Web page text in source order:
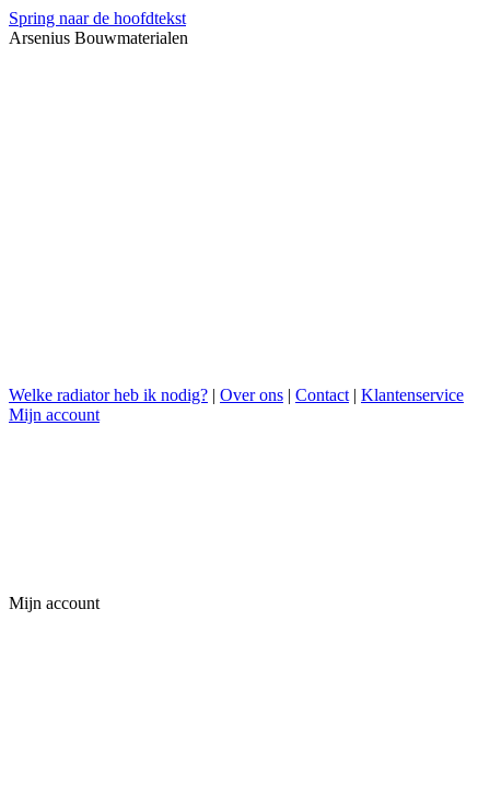
Spring naar de hoofdtekst
Arsenius Bouwmaterialen
Welke radiator heb ik nodig? | Over ons | Contact | Klantenservice
Mijn account
Mijn account